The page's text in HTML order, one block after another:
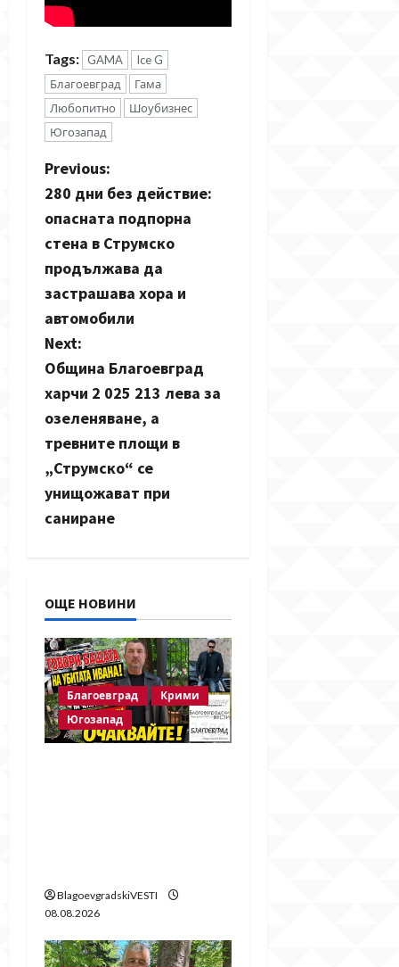
Tags: GAMA
Ice G
Благоевград
Гама
Любопитно
Шоубизнес
Югозапад
P
o
s
t
n
a
v
i
g
a
o
n
Previous:
280 дни без действие:
опасната подпорна
стена в Струмско
продължава да
застрашава хора и
автомобили
Next:
Община Благоевград
харчи 2 025 213 лева за
озеленяване, а
тревните площи в
„Струмско“ се
унищожават при
саниране
ОЩЕ НОВИНИ
Благоевград
Крими
Югозапад
BlagoevgradskiVESTI
08.08.2026